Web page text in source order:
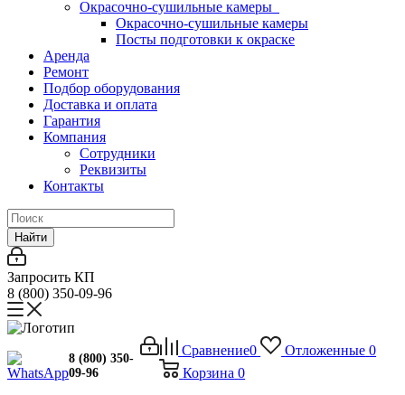
Окрасочно-сушильные камеры
Окрасочно-сушильные камеры
Посты подготовки к окраске
Аренда
Ремонт
Подбор оборудования
Доставка и оплата
Гарантия
Компания
Сотрудники
Реквизиты
Контакты
Найти
Запросить КП
8 (800) 350-09-96
Сравнение0 Отложенные 0
Корзина 0
8 (800) 350-
09-96